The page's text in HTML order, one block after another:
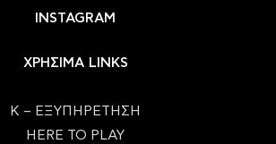
INSTAGRAM
ΧΡΗΣΙΜΑ LINKS
Κ – ΕΞΥΠΗΡΕΤΗΣΗ
HERE TO PLAY